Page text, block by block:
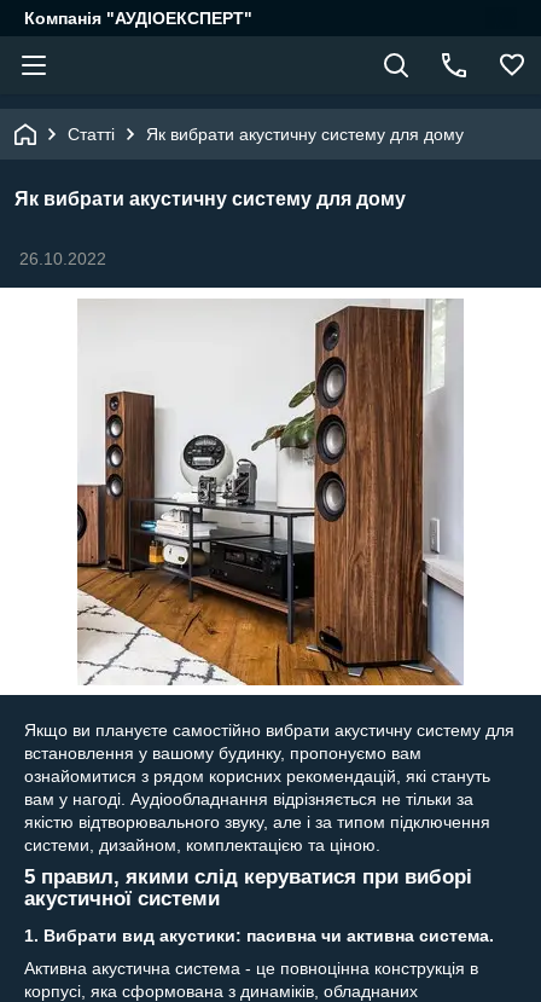
Компанія "АУДІОЕКСПЕРТ"
Статті Як вибрати акустичну систему для дому
Як вибрати акустичну систему для дому
26.10.2022
Якщо ви плануєте самостійно вибрати акустичну систему для
встановлення у вашому будинку, пропонуємо вам
ознайомитися з рядом корисних рекомендацій, які стануть
вам у нагоді. Аудіообладнання відрізняється не тільки за
якістю відтворювального звуку, але і за типом підключення
системи, дизайном, комплектацією та ціною.
5 правил, якими слід керуватися при виборі
акустичної системи
1. Вибрати вид акустики: пасивна чи активна система.
Активна акустична система - це повноцінна конструкція в
корпусі, яка сформована з динаміків, обладнаних